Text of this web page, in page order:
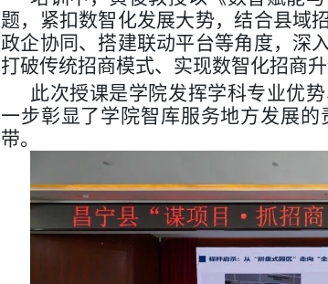
题，紧扣数智化发展大势，结合县域
政企协同、搭建联动平台等角度，深
打破传统招商模式、实现数智化招商
此次授课是学院发挥学科专业优
一步彰显了学院智库服务地方发展
带。